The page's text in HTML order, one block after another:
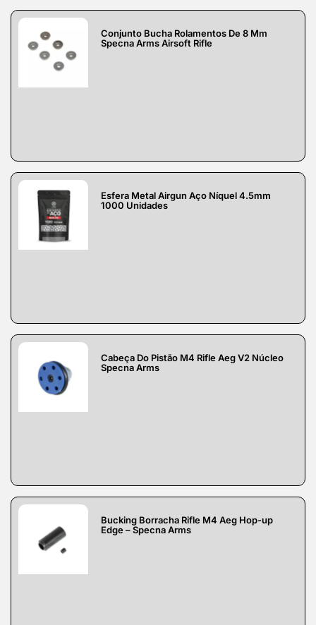
Conjunto Bucha Rolamentos De 8 Mm
Specna Arms Airsoft Rifle
Esfera Metal Airgun Aço Níquel 4.5mm
1000 Unidades
Cabeça Do Pistão M4 Rifle Aeg V2 Núcleo
Specna Arms
Bucking Borracha Rifle M4 Aeg Hop-up
Edge – Specna Arms